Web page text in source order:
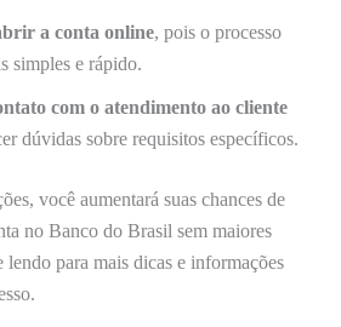
a conta online, pois o processo
simples e rápido.
com o atendimento ao cliente
dúvidas sobre requisitos específicos.
você aumentará suas chances de
no Banco do Brasil sem maiores
para mais dicas e informações